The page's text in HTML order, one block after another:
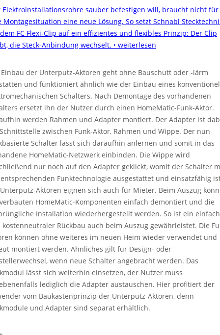
Elektroinstallationsrohre sauber befestigen will, braucht nicht für
Montagesituation eine neue Lösung. So setzt Schnabl
FC Flexi-Clip auf ein effizientes und flexibles Prinzip: Der Clip
die Steck-Anbindung wechselt. ‣ weiterlesen
der Unterputz-Aktoren geht ohne Bauschutt oder -lärm
und funktioniert ähnlich wie der Einbau eines
Schalters. Nach Demontage des vorhandenen
ersetzt ihn der Nutzer durch einen HomeMatic-Funk-Aktor.
werden Rahmen und Adapter montiert. Der Adapter ist
zwischen Funk-Aktor, Rahmen und Wippe. Der nun
Schalter lässt sich daraufhin anlernen und somit in das
HomeMatic-Netzwerk einbinden. Die Wippe wird
nur noch auf den Adapter geklickt, womit der Schalter
Funktechnologie ausgestattet und einsatzfähig
Aktoren eignen sich auch für Mieter. Beim Auszug
HomeMatic-Komponenten einfach demontiert und die
Installation wiederhergestellt werden. So ist ein
Rückbau auch beim Auszug gewährleistet. Die
können ohne weiteres im neuen Heim wieder verwendet und
montiert werden. Ähnliches gilt für Design- oder
wenn neue Schalter angebracht werden. Das
lässt sich weiterhin einsetzen, der Nutzer muss
lediglich die Adapter austauschen. Hier profitiert der
vom Baukastenprinzip der Unterputz-Aktoren, denn
und Adapter sind separat erhältlich.